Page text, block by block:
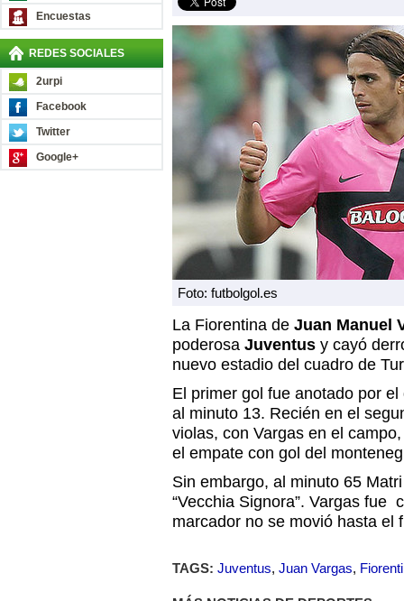
Encuestas
REDES SOCIALES
2urpi
Facebook
Twitter
Google+
Foto: futbolgol.es
La Fiorentina de Juan Manuel
poderosa Juventus y cayó
nuevo estadio del cuadro de
El primer gol fue anotado por
al minuto 13. Recién en el
violas, con Vargas en el
el empate con gol del
Sin embargo, al minuto 65
“Vecchia Signora”. Vargas fue
marcador no se movió hasta el
TAGS: Juventus, Juan Vargas,